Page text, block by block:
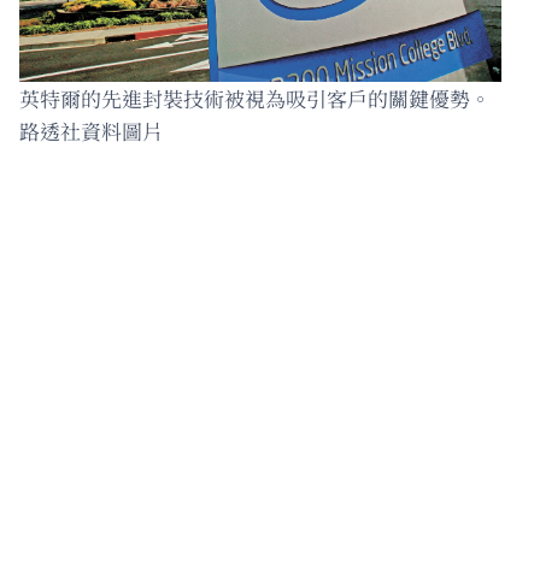
英特爾的先進封裝技術被視為吸引客戶的關鍵優勢。
路透社資料圖片